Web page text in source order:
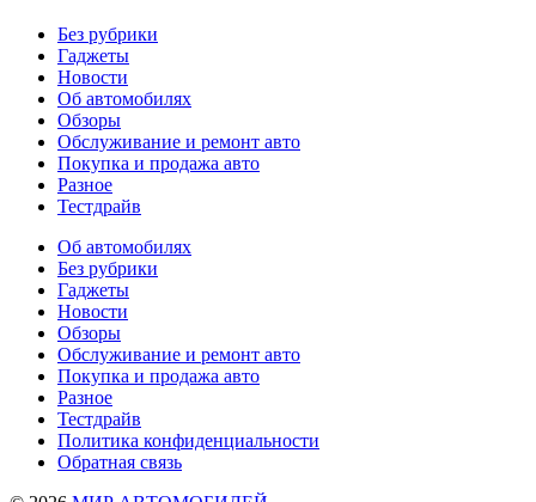
Без рубрики
Гаджеты
Новости
Об автомобилях
Обзоры
Обслуживание и ремонт авто
Покупка и продажа авто
Разное
Тестдрайв
Об автомобилях
Без рубрики
Гаджеты
Новости
Обзоры
Обслуживание и ремонт авто
Покупка и продажа авто
Разное
Тестдрайв
Политика конфиденциальности
Обратная связь